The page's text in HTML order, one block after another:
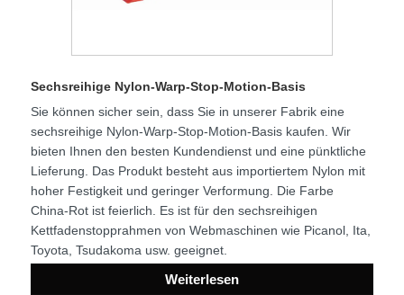
Sechsreihige Nylon-Warp-Stop-Motion-Basis
Sie können sicher sein, dass Sie in unserer Fabrik eine
sechsreihige Nylon-Warp-Stop-Motion-Basis kaufen. Wir
bieten Ihnen den besten Kundendienst und eine pünktliche
Lieferung. Das Produkt besteht aus importiertem Nylon mit
hoher Festigkeit und geringer Verformung. Die Farbe
China-Rot ist feierlich. Es ist für den sechsreihigen
Kettfadenstopprahmen von Webmaschinen wie Picanol, Ita,
Toyota, Tsudakoma usw. geeignet.
Weiterlesen